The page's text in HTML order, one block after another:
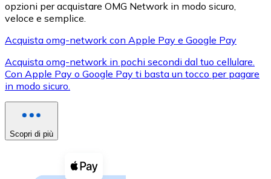
XRP
Acquista criptovalute in contanti e altri mezzi di
opzioni per acquistare OMG Network in modo sicuro,
veloce e semplice.
Acquista omg-network con Apple Pay e Google Pay
Acquista omg-network in pochi secondi dal tuo cellulare.
Con Apple Pay o Google Pay ti basta un tocco per pagare
in modo sicuro.
Scopri di più